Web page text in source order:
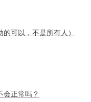
可以，不是所有人）
会正常吗？